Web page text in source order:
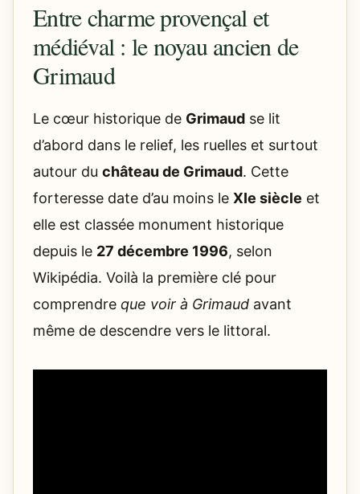
Entre charme provençal et
médiéval : le noyau ancien de
Grimaud
Le cœur historique de Grimaud se lit
d’abord dans le relief, les ruelles et surtout
autour du château de Grimaud. Cette
forteresse date d’au moins le XIe siècle et
elle est classée monument historique
depuis le 27 décembre 1996, selon
Wikipédia. Voilà la première clé pour
comprendre que voir à Grimaud avant
même de descendre vers le littoral.